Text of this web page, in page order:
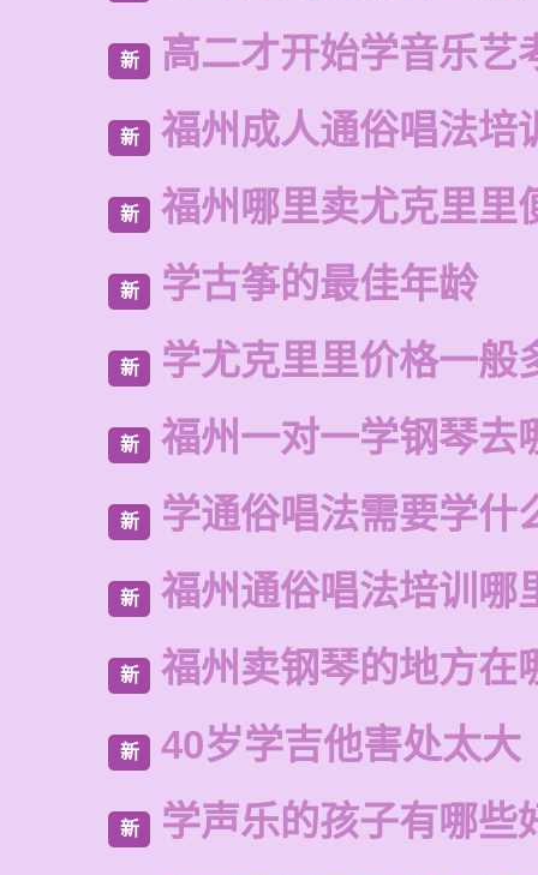
新 高二才开始学音乐艺
新 福州成人通俗唱法培
新 福州哪里卖尤克里里
新 学古筝的最佳年龄
新 学尤克里里价格一般
新 福州一对一学钢琴去
新 学通俗唱法需要学什
新 福州通俗唱法培训哪
新 福州卖钢琴的地方在
新 40岁学吉他害处太大
新 学声乐的孩子有哪些